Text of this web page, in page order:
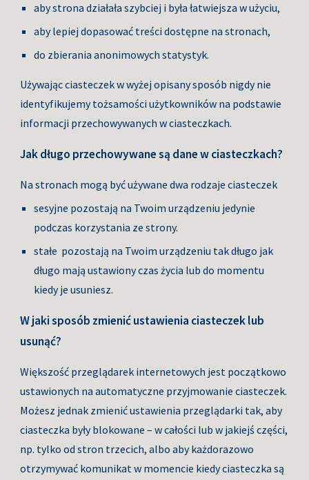
aby strona działała szybciej i była łatwiejsza w użyciu,
aby lepiej dopasować treści dostępne na stronach,
do zbierania anonimowych statystyk.
Używając ciasteczek w wyżej opisany sposób nigdy nie
identyfikujemy tożsamości użytkowników na podstawie
informacji przechowywanych w ciasteczkach.
Jak długo przechowywane są dane w ciasteczkach?
Na stronach mogą być używane dwa rodzaje ciasteczek
sesyjne pozostają na Twoim urządzeniu jedynie
podczas korzystania ze strony.
stałe  pozostają na Twoim urządzeniu tak długo jak
długo mają ustawiony czas życia lub do momentu
kiedy je usuniesz.
W jaki sposób zmienić ustawienia ciasteczek lub
usunąć?
Większość przeglądarek internetowych jest początkowo
ustawionych na automatyczne przyjmowanie ciasteczek.
Możesz jednak zmienić ustawienia przeglądarki tak, aby
ciasteczka były blokowane – w całości lub w jakiejś części,
np. tylko od stron trzecich, albo aby każdorazowo
otrzymywać komunikat w momencie kiedy ciasteczka są